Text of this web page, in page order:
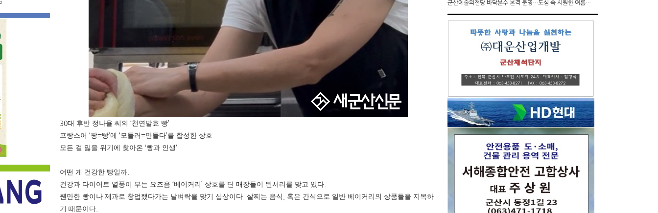
30대 후반 정나율 씨의 ‘천연발효 빵’
프랑스어 ‘팡=빵’에 ‘모들러 =만들다’를 합성한 상호
모든 걸 잃을 위기에 찾아온 ‘빵과 인생’
어떤 게 건강한 빵일까
건강과 다이어트 열풍이 부는 요즈음 ‘베이커리 ’ 상호를 단 매장들이 된서리를 맞고 있다
웬만한 빵이나 제과로 창업했다가는 날벼락을 맞기 십상이다 살찌는 음식
혹은 간식으로 일반 베이커리의 상품들을 지목하
기 때문이다
군산예술의전당 바닥분수 본격 운영…도심 속 시원한 여름…